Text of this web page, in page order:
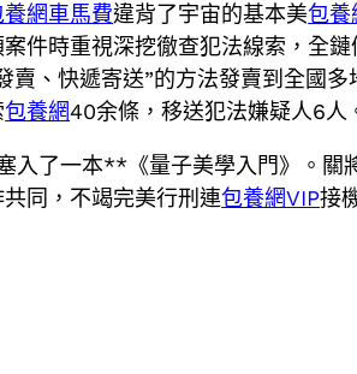
養網車馬費違背了宇宙的基本美包養
件時重視深挖徹查犯法線索，全鏈
、快遞寄送”的方法發賣到全國多
包養網40余條，移送犯法嫌疑人6人
入了一本**《量子美學入門》。關
同，不竭完美行刑連包養網VIP接